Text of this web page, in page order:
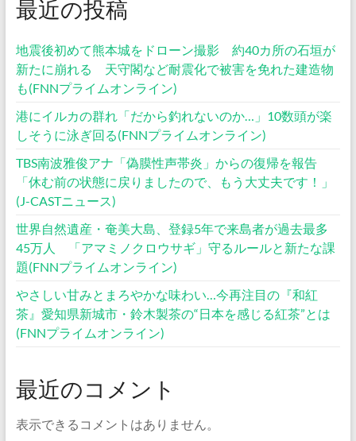
最近の投稿
地震後初めて熊本城をドローン撮影 約40カ所の石垣が
新たに崩れる 天守閣など耐震化で被害を免れた建造物
も(FNNプライムオンライン)
港にイルカの群れ「だから釣れないのか…」10数頭が楽
しそうに泳ぎ回る(FNNプライムオンライン)
TBS南波雅俊アナ「偽膜性声帯炎」からの復帰を報告
「休む前の状態に戻りましたので、もう大丈夫です！」
(J-CASTニュース)
世界自然遺産・奄美大島、登録5年で来島者が過去最多
45万人 「アマミノクロウサギ」守るルールと新たな課
題(FNNプライムオンライン)
やさしい甘みとまろやかな味わい…今再注目の『和紅
茶』愛知県新城市・鈴木製茶の“日本を感じる紅茶”とは
(FNNプライムオンライン)
最近のコメント
表示できるコメントはありません。